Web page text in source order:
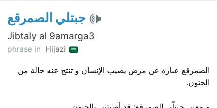
جبتلي الصمرقع
Jibtaly al 9amarga3
phrase in Hijazi
الصمرقع عبارة عن مرض يصيب الإنسان و تنتج عنه حالة من
الجنون.